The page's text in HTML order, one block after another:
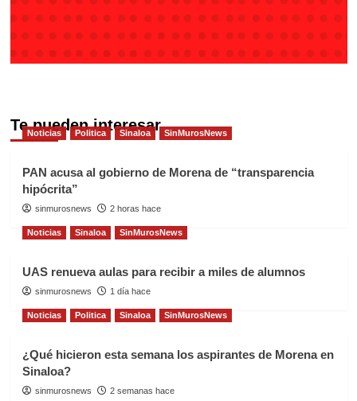
Te pueden interesar
Noticias Politica Sinaloa SinMurosNews
PAN acusa al gobierno de Morena de “transparencia
hipócrita”
sinmurosnews 2 horas hace
Noticias Sinaloa SinMurosNews
UAS renueva aulas para recibir a miles de alumnos
sinmurosnews 1 día hace
Noticias Politica Sinaloa SinMurosNews
¿Qué hicieron esta semana los aspirantes de Morena en
Sinaloa?
sinmurosnews 2 semanas hace